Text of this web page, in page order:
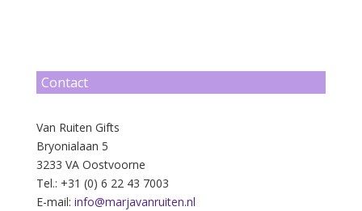
Contact
Van Ruiten Gifts
Bryonialaan 5
3233 VA Oostvoorne
Tel.: +31 (0) 6 22 43 7003
E-mail: info@marjavanruiten.nl